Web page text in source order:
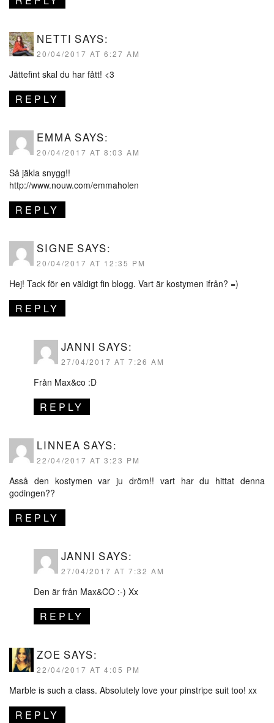
NETTI SAYS:
20/04/2017 AT 6:27 AM
Jättefint skal du har fått! <3
REPLY
EMMA SAYS:
20/04/2017 AT 8:03 AM
Så jäkla snygg!!
http://www.nouw.com/emmaholen
REPLY
SIGNE SAYS:
20/04/2017 AT 12:35 PM
Hej! Tack för en väldigt fin blogg. Vart är kostymen ifrån? =)
REPLY
JANNI SAYS:
27/04/2017 AT 7:26 AM
Från Max&co :D
REPLY
LINNEA SAYS:
22/04/2017 AT 3:23 PM
Asså den kostymen var ju dröm!! vart har du hittat denna
godingen??
REPLY
JANNI SAYS:
27/04/2017 AT 7:32 AM
Den är från Max&CO :-) Xx
REPLY
ZOE SAYS:
22/04/2017 AT 4:05 PM
Marble is such a class. Absolutely love your pinstripe suit too! xx
REPLY